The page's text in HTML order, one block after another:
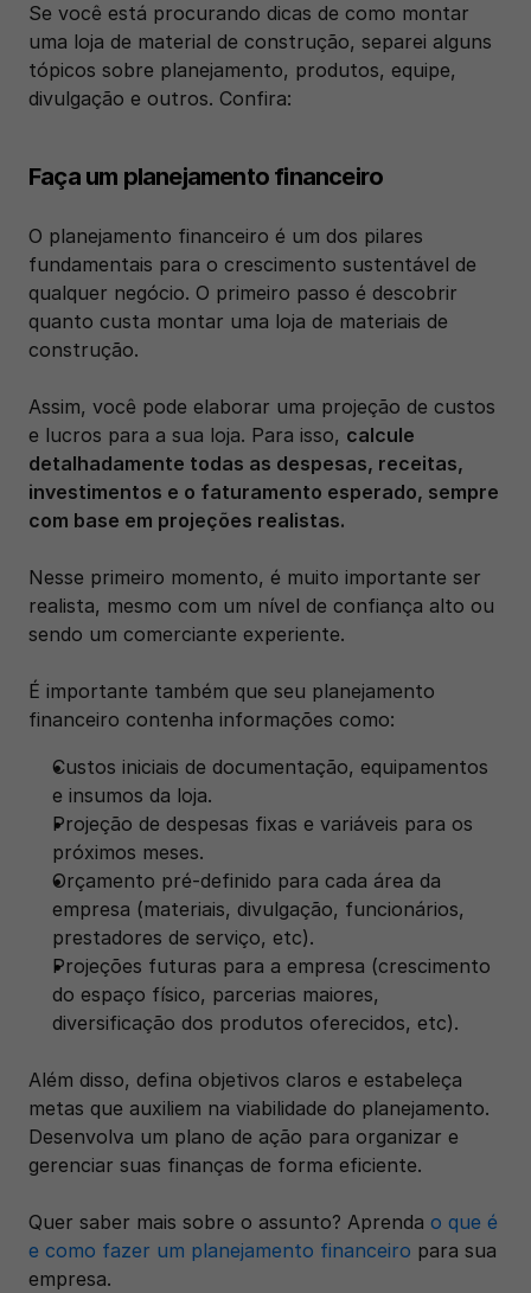
Se você está procurando dicas de como montar
uma loja de material de construção, separei alguns
tópicos sobre planejamento, produtos, equipe,
divulgação e outros. Confira:
Faça um planejamento financeiro
O planejamento financeiro é um dos pilares
fundamentais para o crescimento sustentável de
qualquer negócio. O primeiro passo é descobrir
quanto custa montar uma loja de materiais de
construção.
Assim, você pode elaborar uma projeção de custos
e lucros para a sua loja. Para isso, calcule
detalhadamente todas as despesas, receitas,
investimentos e o faturamento esperado, sempre
com base em projeções realistas.
Nesse primeiro momento, é muito importante ser
realista, mesmo com um nível de confiança alto ou
sendo um comerciante experiente.
É importante também que seu planejamento
financeiro contenha informações como:
Custos iniciais de documentação, equipamentos
e insumos da loja.
Projeção de despesas fixas e variáveis para os
próximos meses.
Orçamento pré-definido para cada área da
empresa (materiais, divulgação, funcionários,
prestadores de serviço, etc).
Projeções futuras para a empresa (crescimento
do espaço físico, parcerias maiores,
diversificação dos produtos oferecidos, etc).
Além disso, defina objetivos claros e estabeleça
metas que auxiliem na viabilidade do planejamento.
Desenvolva um plano de ação para organizar e
gerenciar suas finanças de forma eficiente.
Quer saber mais sobre o assunto? Aprenda o que é
e como fazer um planejamento financeiro para sua
empresa.